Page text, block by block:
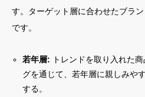
す。ターゲット層に合わせたブラ
です。
若年層: トレンドを取り入れた
グを通じて、若年層に親しみや
する。